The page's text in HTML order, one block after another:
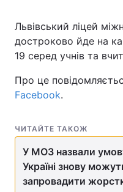
Львівський ліцей
достроково йде на
19 серед учнів та
Про це
Facebook.
ЧИТАЙТЕ ТАКОЖ
У МОЗ назвали
Україні знову
запровадити